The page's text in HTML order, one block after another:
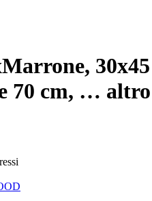
Marrone, 30x45
70 cm, … altro